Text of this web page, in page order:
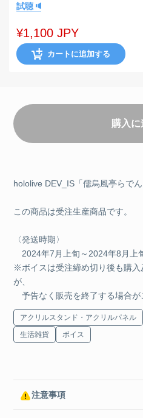
試聴
¥1,100 JPY
カートに追加する
購入に
hololive DEV_IS「儒烏風亭らで
この商品は受注生産商品です。
〈発送時期〉
2024年7月上旬～2024年8月上
※ボイスは受注締め切り後も購入
が、
予告なく販売を終了する場合が
アクリルスタンド・アクリルパネル
生活雑貨
ボイス
注意事項